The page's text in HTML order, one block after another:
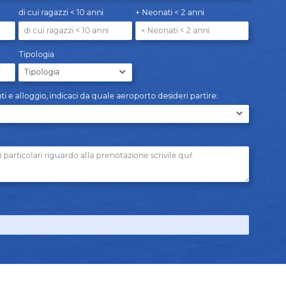
di cui ragazzi < 10 anni + Neonati < 2 anni
Tipologia
e alloggio, indicaci da quale aeroporto desideri partire: